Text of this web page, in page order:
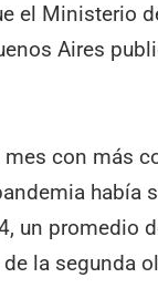
el Ministerio
Aires
mes con más
había
un promedio
la segunda